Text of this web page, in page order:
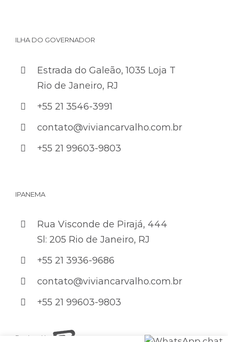
ILHA DO GOVERNADOR
Estrada do Galeão, 1035 Loja T
Rio de Janeiro, RJ
+55 21 3546-3991
contato@viviancarvalho.com.br
+55 21 99603-9803
IPANEMA
Rua Visconde de Pirajá, 444
Sl: 205 Rio de Janeiro, RJ
+55 21 3936-9686
contato@viviancarvalho.com.br
+55 21 99603-9803
Developed by: